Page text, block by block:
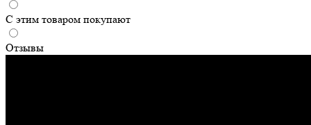
С этим товаром покупают
Отзывы